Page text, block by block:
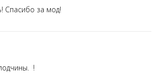
Спасибо за мод!
!